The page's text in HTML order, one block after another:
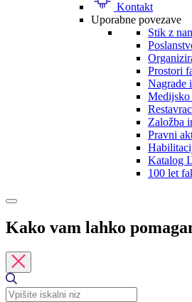
Kontakt
Uporabne povezave
Stik z
Prostori
Nagrade
Medijsko
Založba
Pravni
Katalog
100 let
Kako vam lahko